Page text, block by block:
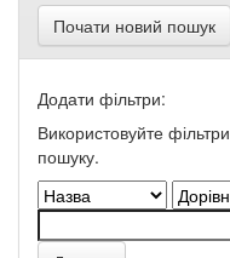
Почати новий пошук
Додати фільтри:
Використовуйте
пошуку.